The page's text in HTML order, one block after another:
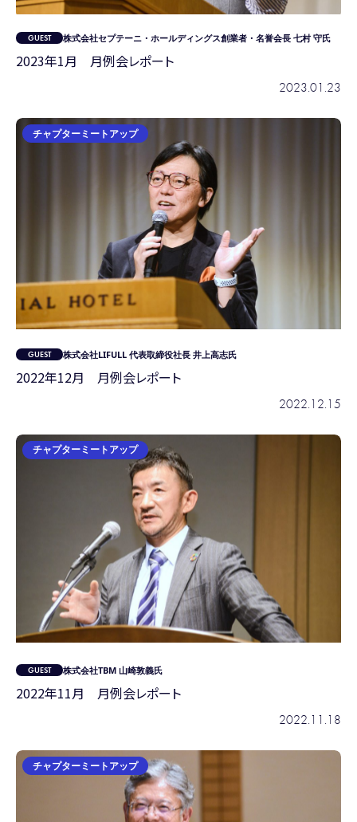
株式会社セプテーニ・ホールディングス創業者・名誉会長 七村 守氏
2023年1月 月例会レポート
2023.01.23
チャプターミートアップ
株式会社LIFULL 代表取締役社長 井上高志氏
2022年12月 月例会レポート
2022.12.15
チャプターミートアップ
株式会社TBM 山崎敦義氏
2022年11月 月例会レポート
2022.11.18
チャプターミートアップ